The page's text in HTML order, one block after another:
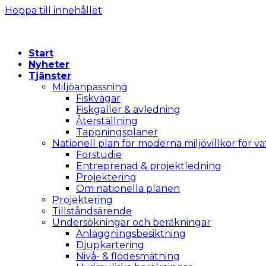
Hoppa till innehållet
Start
Nyheter
Tjänster
Miljöanpassning
Fiskvägar
Fiskgaller & avledning
Återställning
Tappningsplaner
Nationell plan för moderna miljövillkor för
Förstudie
Entreprenad & projektledning
Projektering
Om nationella planen
Projektering
Tillståndsärende
Undersökningar och beräkningar
Anläggningsbesiktning
Djupkartering
Nivå- & flödesmätning